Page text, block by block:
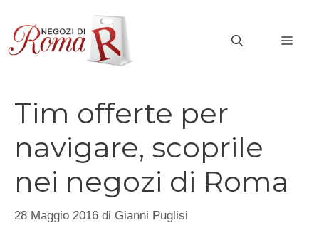
contenuto
Tim offerte per
navigare, scoprile
nei negozi di Roma
28 Maggio 2016 di Gianni Puglisi